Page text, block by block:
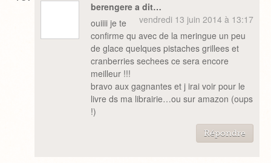
berengere a dit…
vendredi 13 juin 2014 à 13:17
ouiiii je te
confirme qu avec de la meringue un peu
de glace quelques pistaches grillees et
cranberries sechees ce sera encore
meilleur !!!
bravo aux gagnantes et j irai voir pour le
livre ds ma librairie…ou sur amazon (oups
!)
Répondre